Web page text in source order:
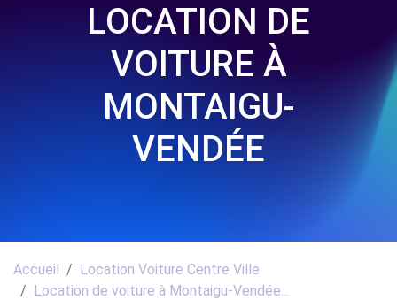
LOCATION DE
VOITURE À
MONTAIGU-
VENDÉE
Accueil
Location Voiture Centre Ville
Location de voiture à Montaigu-Vendée...